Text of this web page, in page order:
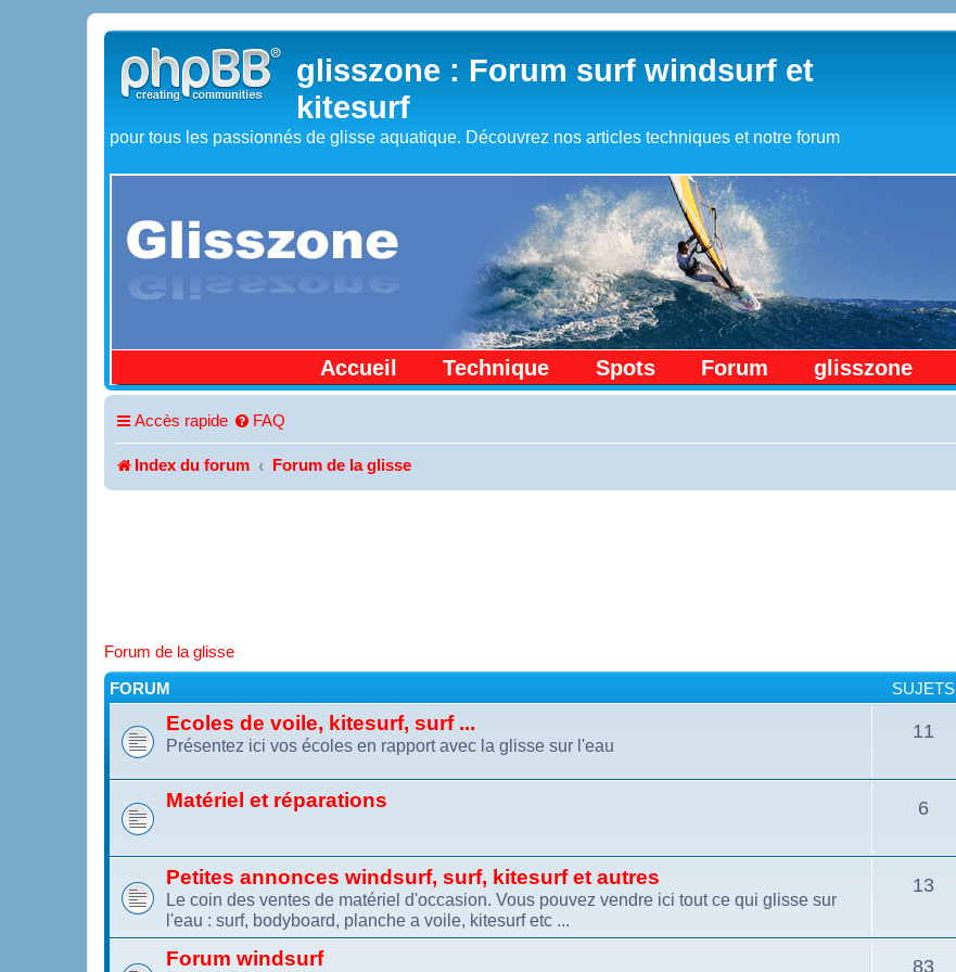
glisszone : Forum surf windsurf et
kitesurf
pour tous les passionnés de glisse aquatique. Découvrez nos articles techniques et notre forum
Accueil Technique Spots Forum glisszone
Accès rapide FAQ
Index du forum Forum de la glisse
Forum de la glisse
FORUM SUJETS
Ecoles de voile, kitesurf, surf ...
Présentez ici vos écoles en rapport avec la glisse sur l'eau
11
Matériel et réparations 6
Petites annonces windsurf, surf, kitesurf et autres
Le coin des ventes de matériel d'occasion. Vous pouvez vendre ici tout ce qui glisse sur
l'eau : surf, bodyboard, planche a voile, kitesurf etc ...
13
Forum windsurf 83